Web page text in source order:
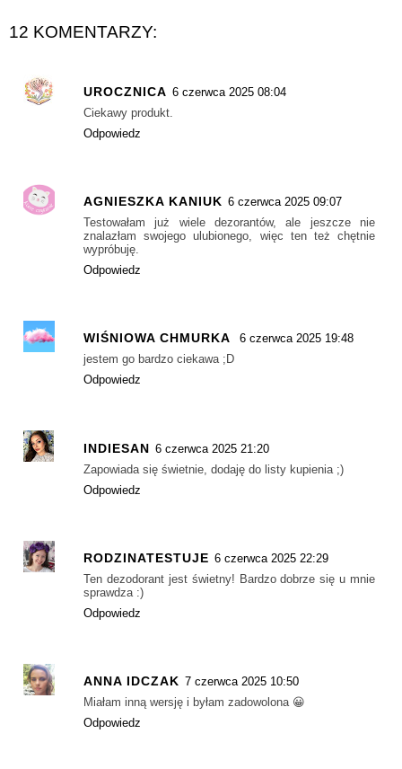
12 KOMENTARZY:
UROCZNICA 6 czerwca 2025 08:04
Ciekawy produkt.
Odpowiedz
AGNIESZKA KANIUK 6 czerwca 2025 09:07
Testowałam już wiele dezorantów, ale jeszcze nie
znalazłam swojego ulubionego, więc ten też chętnie
wypróbuję.
Odpowiedz
WIŚNIOWA CHMURKA
6 czerwca 2025 19:48
jestem go bardzo ciekawa ;D
Odpowiedz
INDIESAN 6 czerwca 2025 21:20
Zapowiada się świetnie, dodaję do listy kupienia ;)
Odpowiedz
RODZINATESTUJE 6 czerwca 2025 22:29
Ten dezodorant jest świetny! Bardzo dobrze się u mnie
sprawdza :)
Odpowiedz
ANNA IDCZAK 7 czerwca 2025 10:50
Miałam inną wersję i byłam zadowolona 😀
Odpowiedz